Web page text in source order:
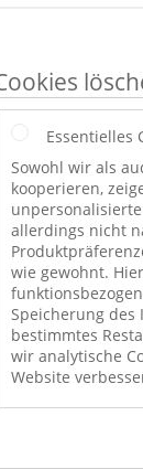
Essentielles
Sowohl wir als
kooperieren,
allerdings nicht
wie gewohnt.
Speicherung des
bestimmtes
wir analytische
Website